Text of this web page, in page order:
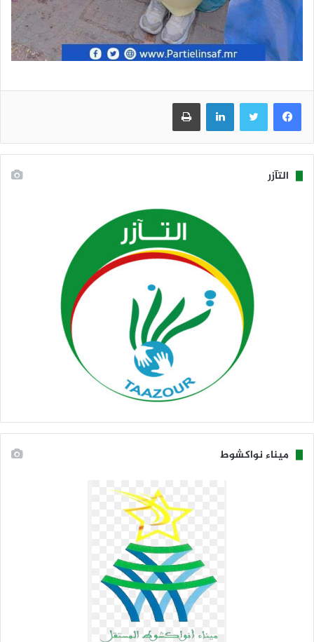
فيسبوك تويتر لينكدإن طباعة
التآزر
ميناء نواكشوط